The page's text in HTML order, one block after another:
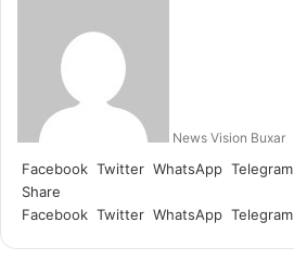
News Vision Buxar
m
i
Facebook Twitter WhatsApp Telegram
Share
Facebook Twitter WhatsApp Telegram